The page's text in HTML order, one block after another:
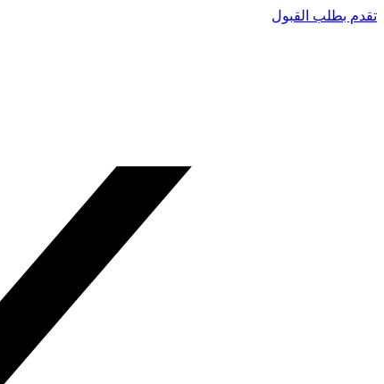
تقدم بطلب القبول